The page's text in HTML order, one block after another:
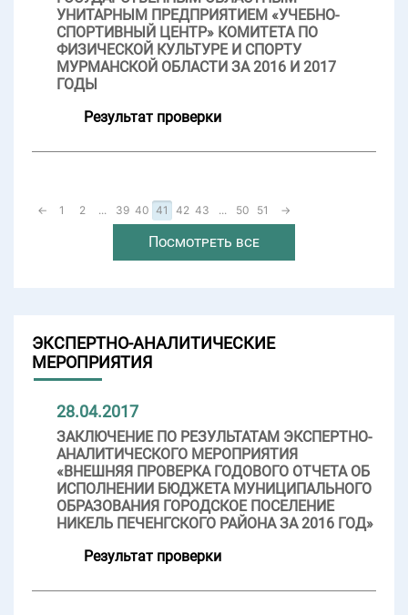
УНИТАРНЫМ ПРЕДПРИЯТИЕМ «УЧЕБНО-
СПОРТИВНЫЙ ЦЕНТР» КОМИТЕТА ПО
ФИЗИЧЕСКОЙ КУЛЬТУРЕ И СПОРТУ
МУРМАНСКОЙ ОБЛАСТИ ЗА 2016 И 2017
ГОДЫ
Результат проверки
← 1 2 ... 39 40 41 42 43 ... 50 51 →
Посмотреть все
ЭКСПЕРТНО-АНАЛИТИЧЕСКИЕ
МЕРОПРИЯТИЯ
28.04.2017
ЗАКЛЮЧЕНИЕ ПО РЕЗУЛЬТАТАМ ЭКСПЕРТНО-
АНАЛИТИЧЕСКОГО МЕРОПРИЯТИЯ
«ВНЕШНЯЯ ПРОВЕРКА ГОДОВОГО ОТЧЕТА ОБ
ИСПОЛНЕНИИ БЮДЖЕТА МУНИЦИПАЛЬНОГО
ОБРАЗОВАНИЯ ГОРОДСКОЕ ПОСЕЛЕНИЕ
НИКЕЛЬ ПЕЧЕНГСКОГО РАЙОНА ЗА 2016 ГОД»
Результат проверки